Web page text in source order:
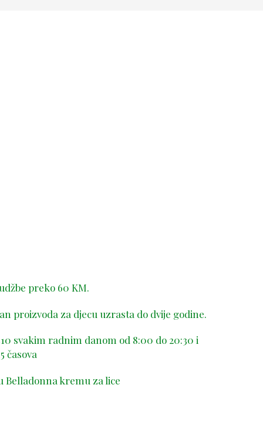
preko 60 KM.
proizvoda za djecu uzrasta do dvije godine.
svakim radnim danom od 8:00 do 20:30 i
časova
Belladonna kremu za lice